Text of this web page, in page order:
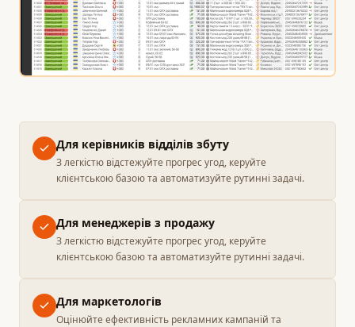
Для керівників відділів збуту
З легкістю відстежуйте прогрес угод, керуйте
клієнтською базою та автоматизуйте рутинні задачі.
Для менеджерів з продажу
З легкістю відстежуйте прогрес угод, керуйте
клієнтською базою та автоматизуйте рутинні задачі.
Для маркетологів
Оцінюйте ефективність рекламних кампаній та